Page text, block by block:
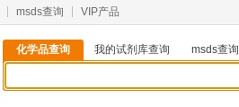
msds查询 VIP产品
化学品查询 我的试剂库查询 msds查询